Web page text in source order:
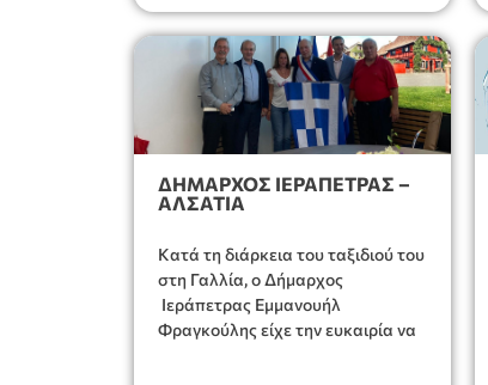
ΔΗΜΑΡΧΟΣ ΙΕΡΑΠΕΤΡΑΣ –
ΑΛΣΑΤΙΑ
Κατά τη διάρκεια του ταξιδιού του
στη Γαλλία, ο Δήμαρχος
Ιεράπετρας Εμμανουήλ
Φραγκούλης είχε την ευκαιρία να